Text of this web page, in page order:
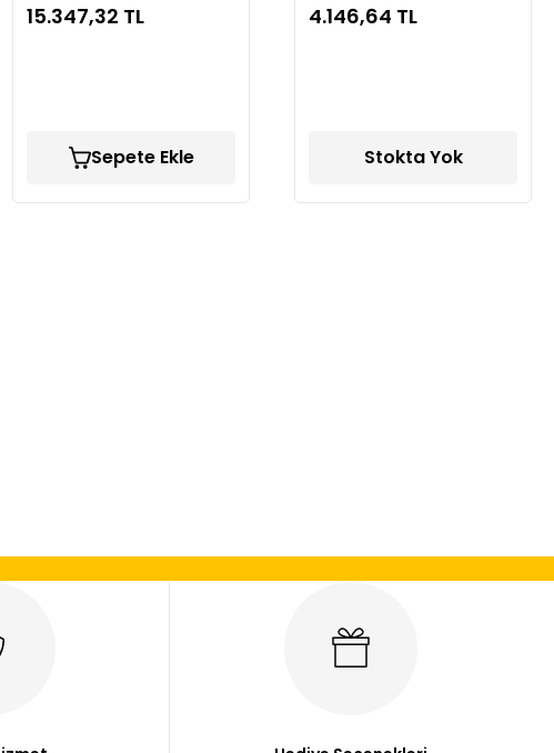
15.347,32 TL
Sepete Ekle
4.146,64 TL
Stokta Yok